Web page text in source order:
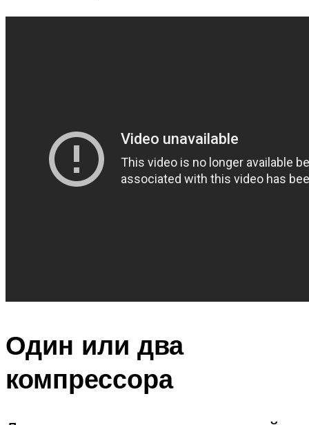
Один или два
компрессора